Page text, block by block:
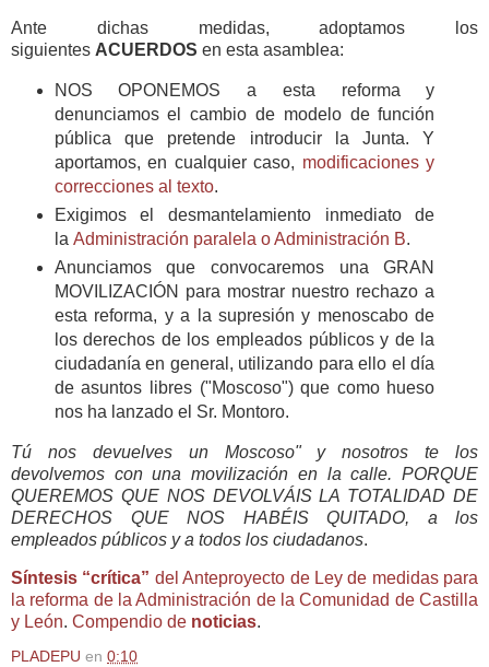
Ante dichas medidas, adoptamos los
siguientes ACUERDOS en esta asamblea:
NOS OPONEMOS a esta reforma y
denunciamos el cambio de modelo de función
pública que pretende introducir la Junta. Y
aportamos, en cualquier caso, modificaciones y
correcciones al texto.
Exigimos el desmantelamiento inmediato de
la Administración paralela o Administración B.
Anunciamos que convocaremos una GRAN
MOVILIZACIÓN para mostrar nuestro rechazo a
esta reforma, y a la supresión y menoscabo de
los derechos de los empleados públicos y de la
ciudadanía en general, utilizando para ello el día
de asuntos libres ("Moscoso") que como hueso
nos ha lanzado el Sr. Montoro.
Tú nos devuelves un Moscoso" y nosotros te los
devolvemos con una movilización en la calle. PORQUE
QUEREMOS QUE NOS DEVOLVÁIS LA TOTALIDAD DE
DERECHOS QUE NOS HABÉIS QUITADO, a los
empleados públicos y a todos los ciudadanos.
Síntesis “crítica” del Anteproyecto de Ley de medidas para
la reforma de la Administración de la Comunidad de Castilla
y León. Compendio de noticias.
PLADEPU en 0:10